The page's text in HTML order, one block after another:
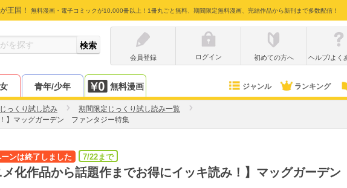
王国！ 無料漫画・電子コミックが10,000冊以上！1冊丸ごと無料、期間限定無料漫画、完結作品から新刊まで多数配信！
会員登録 ログイン 初めての方へ ヘルプ/よく
青年/少年 無料漫画 ジャンル ランキング
っくり試し読み
期間限定じっくり試し読み一覧
】マッグガーデン ファンタジー特集
ンは終了しました 7/22まで
メ化作品から話題作までお得にイッキ読み！】マッグガーデ